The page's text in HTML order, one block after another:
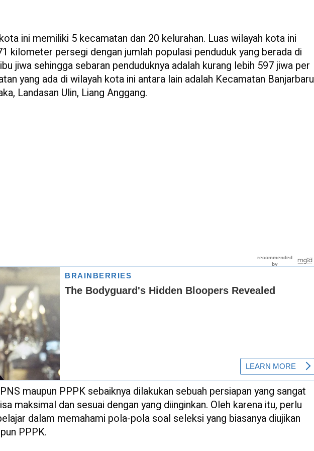
ini memiliki 5 kecamatan dan 20 kelurahan. Luas wilayah kota ini
kilometer persegi dengan jumlah populasi penduduk yang berada di
jiwa sehingga sebaran penduduknya adalah kurang lebih 597 jiwa per
yang ada di wilayah kota ini antara lain adalah Kecamatan Banjarbaru
Landasan Ulin, Liang Anggang.
maupun PPPK sebaiknya dilakukan sebuah persiapan yang sangat
maksimal dan sesuai dengan yang diinginkan. Oleh karena itu, perlu
dalam memahami pola-pola soal seleksi yang biasanya diujikan
PPPK.